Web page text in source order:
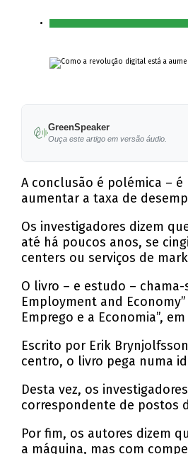
GreenSpeaker
Ouça este artigo em versão áudio.
A conclusão é polémica –
aumentar a taxa de
Os investigadores dizem
até há poucos anos, se
centers ou serviços de
O livro – e estudo –
Employment and
Emprego e a Economia”,
Escrito por Erik
centro, o livro pega numa
Desta vez, os
correspondente de postos
Por fim, os autores dizem
a máquina, mas com